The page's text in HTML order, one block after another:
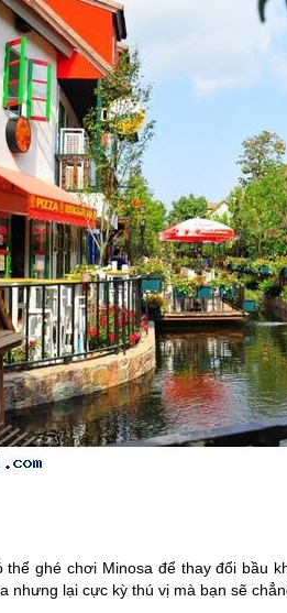
thể ghé chơi Minosa để thay đổi bầu
nhưng lại cực kỳ thú vị mà bạn sẽ